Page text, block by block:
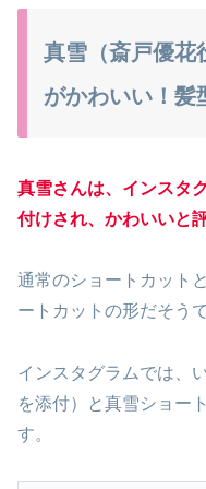
真雪（斎戸優花
がかわいい！髪
真雪さんは、 インスタ
付けされ、かわいいと
通常のショートカット
ートカットの形だそうで
インスタグラムでは、
を添付）と真雪ショー
す。